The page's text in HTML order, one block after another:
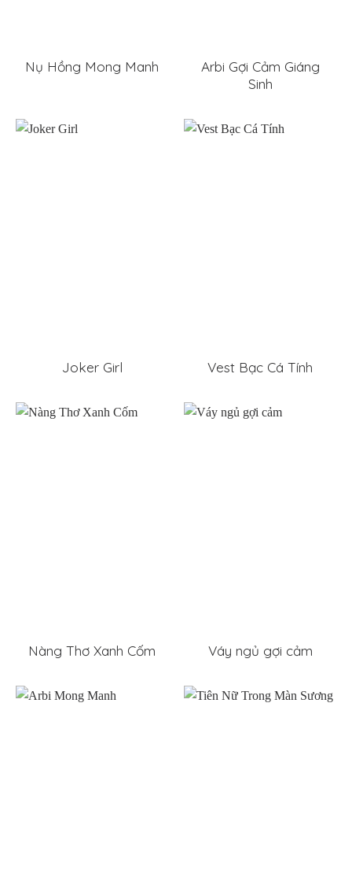
Nụ Hồng Mong Manh
Arbi Gợi Cảm Giáng
Sinh
Joker Girl Vest Bạc Cá Tính
Nàng Thơ Xanh Cốm Váy ngủ gợi cảm